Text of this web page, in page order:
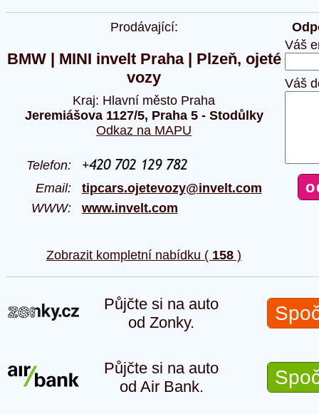
Prodávající:
BMW | MINI invelt Praha | Plzeň, ojeté
vozy
Kraj: Hlavní město Praha
Jeremiášova 1127/5, Praha 5 - Stodůlky
Odkaz na MAPU
Telefon:
Email: tipcars.ojetevozy@invelt.com
WWW: www.invelt.com
Zobrazit kompletní nabídku ( 158 )
Váš
Váš
Půjčte si na auto
od Zonky.
Půjčte si na auto
od Air Bank.